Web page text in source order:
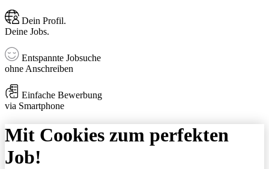
Dein Profil.
Deine Jobs.
Entspannte Jobsuche
ohne Anschreiben
Einfache Bewerbung
via Smartphone
Mit Cookies zum perfekten
Job!